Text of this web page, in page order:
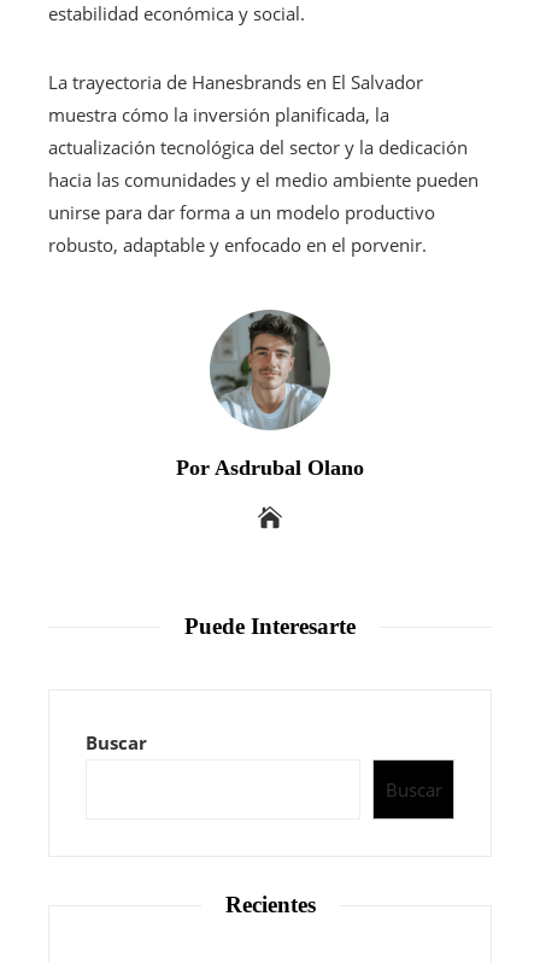
estabilidad económica y social.
La trayectoria de Hanesbrands en El Salvador
muestra cómo la inversión planificada, la
actualización tecnológica del sector y la dedicación
hacia las comunidades y el medio ambiente pueden
unirse para dar forma a un modelo productivo
robusto, adaptable y enfocado en el porvenir.
Por Asdrubal Olano
Puede Interesarte
Buscar
Buscar
Recientes